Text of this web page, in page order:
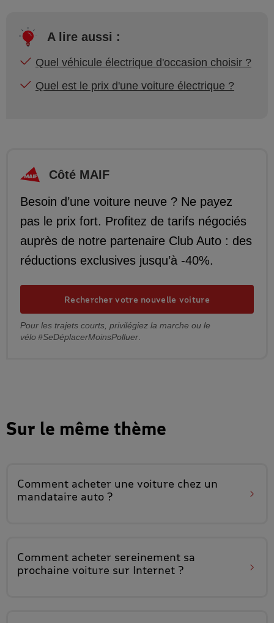
A lire aussi :
Quel véhicule électrique d'occasion choisir ?
Quel est le prix d'une voiture électrique ?
Côté MAIF
Besoin d’une voiture neuve ? Ne payez
pas le prix fort. Profitez de tarifs négociés
auprès de notre partenaire Club Auto : des
réductions exclusives jusqu’à -40%.
Rechercher votre nouvelle voiture
Pour les trajets courts, privilégiez la marche ou le
vélo #SeDéplacerMoinsPolluer
Sur le même thème
Comment acheter une voiture chez un
mandataire auto ?
Comment acheter sereinement sa
prochaine voiture sur Internet ?